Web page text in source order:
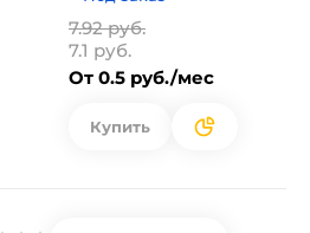
7.92 руб.
7.1 руб.
От 0.5 руб./мес
Купить